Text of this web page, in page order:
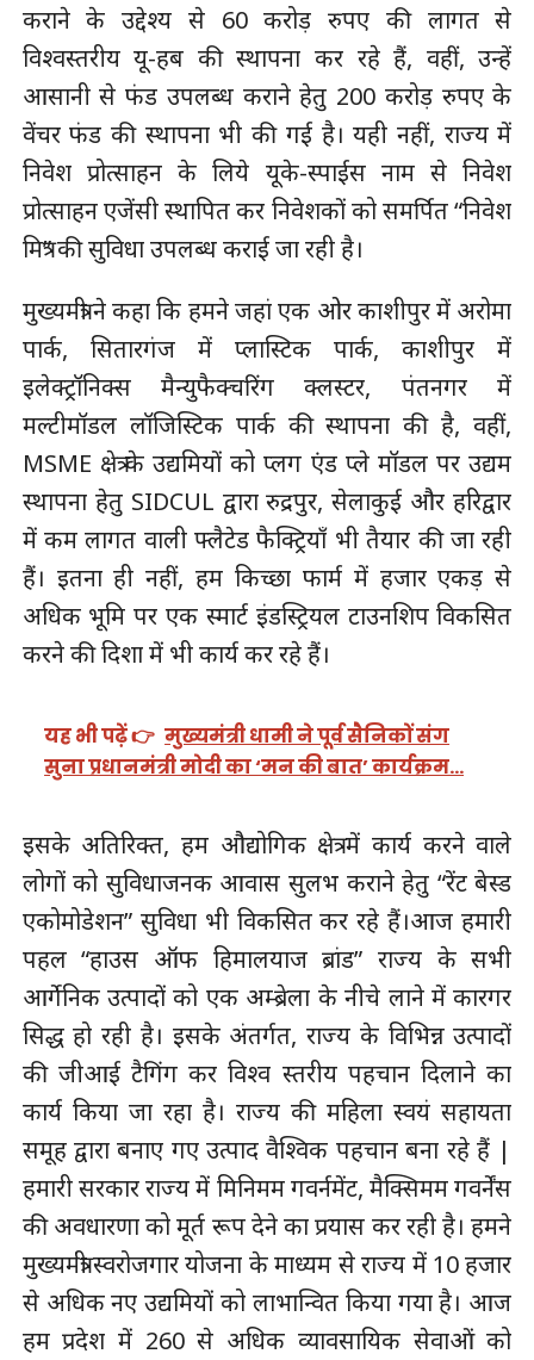
कराने के उद्देश्य से 60 करोड़ रुपए की लागत से
विश्वस्तरीय यू-हब की स्थापना कर रहे हैं, वहीं, उन्हें
आसानी से फंड उपलब्ध कराने हेतु 200 करोड़ रुपए के
वेंचर फंड की स्थापना भी की गई है। यही नहीं, राज्य में
निवेश प्रोत्साहन के लिये यूके-स्पाईस नाम से निवेश
प्रोत्साहन एजेंसी स्थापित कर निवेशकों को समर्पित “निवेश
मित्र” की सुविधा उपलब्ध कराई जा रही है।
मुख्यमंत्री ने कहा कि हमने जहां एक ओर काशीपुर में अरोमा
पार्क, सितारगंज में प्लास्टिक पार्क, काशीपुर में
इलेक्ट्रॉनिक्स मैन्युफैक्चरिंग क्लस्टर, पंतनगर में
मल्टीमॉडल लॉजिस्टिक पार्क की स्थापना की है, वहीं,
MSME क्षेत्र के उद्यमियों को प्लग एंड प्ले मॉडल पर उद्यम
स्थापना हेतु SIDCUL द्वारा रुद्रपुर, सेलाकुई और हरिद्वार
में कम लागत वाली फ्लैटेड फैक्ट्रियाँ भी तैयार की जा रही
हैं। इतना ही नहीं, हम किच्छा फार्म में हजार एकड़ से
अधिक भूमि पर एक स्मार्ट इंडस्ट्रियल टाउनशिप विकसित
करने की दिशा में भी कार्य कर रहे हैं।
यह भी पढ़ें 👉 मुख्यमंत्री धामी ने पूर्व सैनिकों संग
सुना प्रधानमंत्री मोदी का ‘मन की बात’ कार्यक्रम…
इसके अतिरिक्त, हम औद्योगिक क्षेत्र में कार्य करने वाले
लोगों को सुविधाजनक आवास सुलभ कराने हेतु “रेंट बेस्ड
एकोमोडेशन” सुविधा भी विकसित कर रहे हैं।आज हमारी
पहल “हाउस ऑफ हिमालयाज ब्रांड” राज्य के सभी
आर्गेनिक उत्पादों को एक अम्ब्रेला के नीचे लाने में कारगर
सिद्ध हो रही है। इसके अंतर्गत, राज्य के विभिन्न उत्पादों
की जीआई टैगिंग कर विश्व स्तरीय पहचान दिलाने का
कार्य किया जा रहा है। राज्य की महिला स्वयं सहायता
समूह द्वारा बनाए गए उत्पाद वैश्विक पहचान बना रहे हैं |
हमारी सरकार राज्य में मिनिमम गवर्नमेंट, मैक्सिमम गवर्नेंस
की अवधारणा को मूर्त रूप देने का प्रयास कर रही है। हमने
मुख्यमंत्री स्वरोजगार योजना के माध्यम से राज्य में 10 हजार
से अधिक नए उद्यमियों को लाभान्वित किया गया है। आज
हम प्रदेश में 260 से अधिक व्यावसायिक सेवाओं को